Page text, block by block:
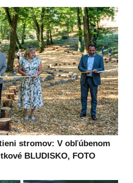
stromov: V obľúbenom
BLUDISKO, FOTO